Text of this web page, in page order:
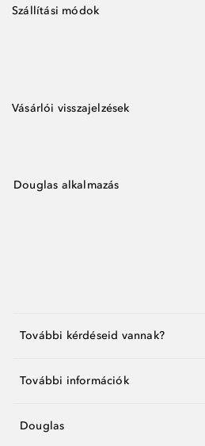
Szállítási módok
Vásárlói visszajelzések
Douglas alkalmazás
További kérdéseid vannak?
További információk
Douglas